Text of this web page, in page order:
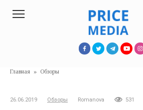
Главная » Обзоры
26.06.2019 Обзоры Romanova 531